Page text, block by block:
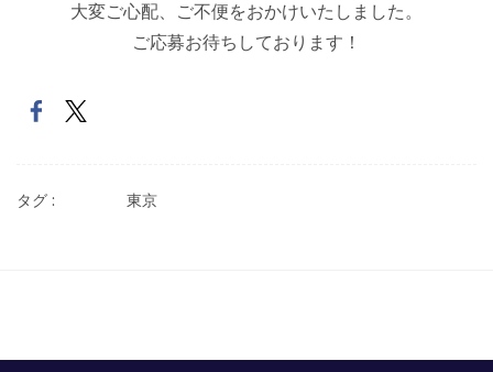
大変ご心配、ご不便をおかけいたしました。
ご応募お待ちしております！
タグ : 東京